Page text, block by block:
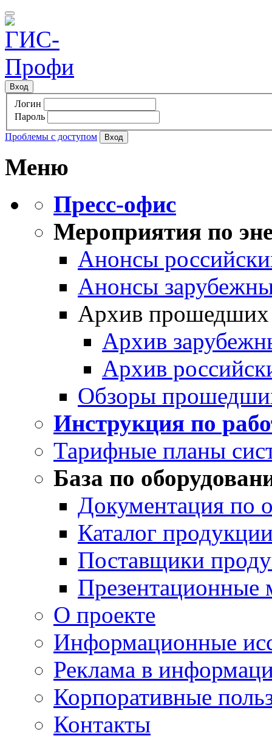
Вход
Логин
Пароль
Проблемы с доступом
Меню
Пресс-офис
Мероприятия по
Анонсы
Анонсы
Архив прошедших
Архив
Архив
Обзоры
Инструкция по
Тарифные планы
База по
Документация по
Каталог
Поставщики
Презентационные
О проекте
Информационные
Реклама в
Корпоративные
Контакты